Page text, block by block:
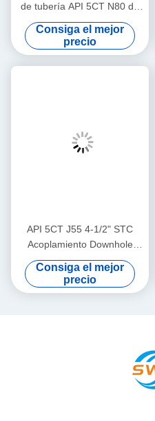
de tubería API 5CT N80 de
2-7/8 pulgadas para trabajos
de reparación,
mantenimiento y reemplazo
de tuberías en yacimientos
Consiga el mejor
precio
API 5CT J55 4-1/2" STC
Acoplamiento Downhole
Herramienta de perforación
para proyectos de desarrollo
de petróleo y gas en tierra,
Consiga el mejor
precio